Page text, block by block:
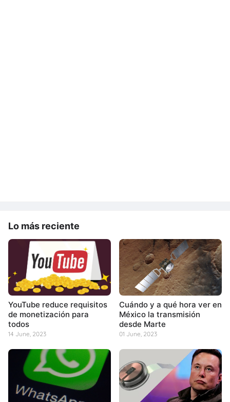
Lo más reciente
YouTube reduce requisitos
de monetización para
todos
14 June, 2023
Cuándo y a qué hora ver en
México la transmisión
desde Marte
01 June, 2023